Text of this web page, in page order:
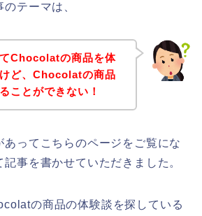
テーマは、
Chocolatの商品を体
ど、Chocolatの商品
ことができない！
あってこちらのページをご覧にな
事を書かせていただきました。
の商品の体験談を探している